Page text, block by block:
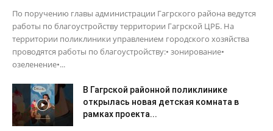
По поручению главы администрации Гагрского района ведутся
работы по благоустройству территории Гагрской ЦРБ. На
территории поликлиники управлением городского хозяйства
проводятся работы по благоустройству:• зонирование•
озеленение•...
В Гагрской районной поликлинике
открылась новая детская комната в
рамках проекта...